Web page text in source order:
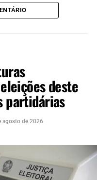
de renda
enchente.
de dar
essas
o
prefeito
PRORROGAÇÃO
deste
partidárias
agosto de 2026